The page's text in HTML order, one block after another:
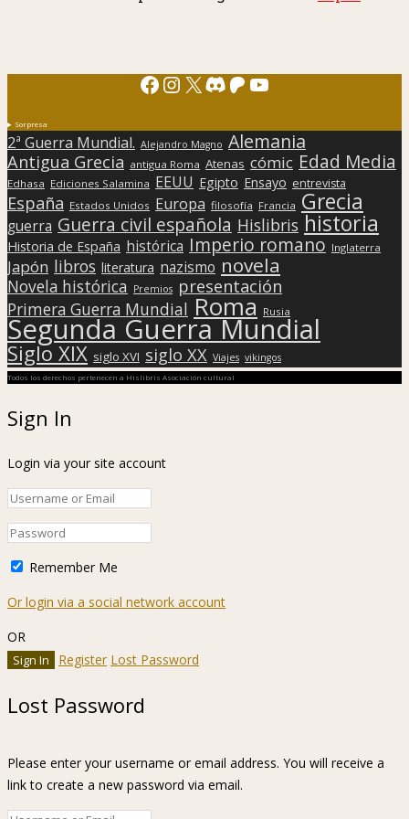
Facebook
Instagram
X Discord
Patreon
YouTube
Sorpresa
2ª Guerra Mundial. Alejandro Magno Alemania
Antigua Grecia antigua Roma Atenas cómic Edad Media
Edhasa Ediciones Salamina EEUU Egipto Ensayo entrevista
España Estados Unidos Europa filosofía Francia Grecia
guerra Guerra civil española Hislibris historia
Historia de España histórica Imperio romano Inglaterra
Japón libros literatura nazismo novela
Novela histórica Premios presentación
Primera Guerra Mundial Roma Rusia
Segunda Guerra Mundial
Siglo XIX siglo XVI siglo XX Viajes vikingos
Todos los derechos pertenecen a Hislibris Asociación cultural
Sign In
Login via your site account
Remember Me
Or login via a social network account
OR
Register Lost Password
Lost Password
Please enter your username or email address. You will receive a
link to create a new password via email.